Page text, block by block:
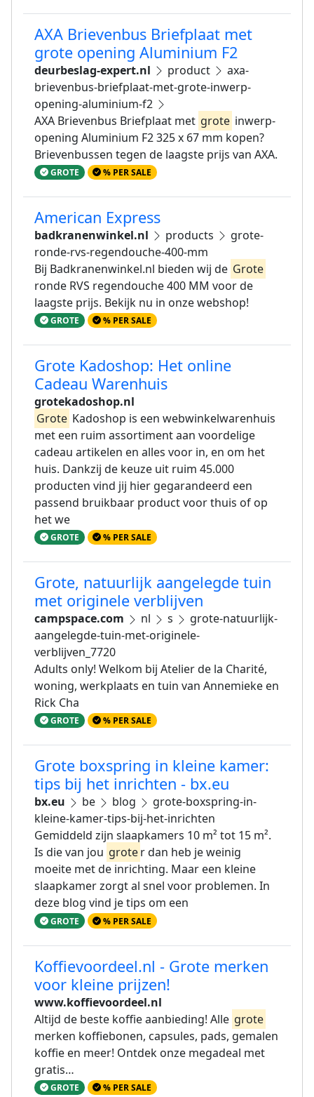
AXA Brievenbus Briefplaat met
grote opening Aluminium F2
deurbeslag-expert.nl product
axa-
brievenbus-briefplaat-met-grote-inwerp-
opening-aluminium-f2
AXA Brievenbus Briefplaat met grote inwerp-
opening Aluminium F2 325 x 67 mm kopen?
Brievenbussen tegen de laagste prijs van AXA.
GROTE % PER SALE
American Express
badkranenwinkel.nl products
grote-
ronde-rvs-regendouche-400-mm
Bij Badkranenwinkel.nl bieden wij de Grote
ronde RVS regendouche 400 MM voor de
laagste prijs. Bekijk nu in onze webshop!
GROTE % PER SALE
Grote Kadoshop: Het online
Cadeau Warenhuis
grotekadoshop.nl
Grote Kadoshop is een webwinkelwarenhuis
met een ruim assortiment aan voordelige
cadeau artikelen en alles voor in, en om het
huis. Dankzij de keuze uit ruim 45.000
producten vind jij hier gegarandeerd een
passend bruikbaar product voor thuis of op
het we
GROTE % PER SALE
Grote, natuurlijk aangelegde tuin
met originele verblijven
campspace.com nl s
grote-natuurlijk-
aangelegde-tuin-met-originele-
verblijven_7720
Adults only! Welkom bij Atelier de la Charité,
woning, werkplaats en tuin van Annemieke en
Rick Cha
GROTE % PER SALE
Grote boxspring in kleine kamer:
tips bij het inrichten - bx.eu
bx.eu be blog
grote-boxspring-in-
kleine-kamer-tips-bij-het-inrichten
Gemiddeld zijn slaapkamers 10 m² tot 15 m².
Is die van jou groter dan heb je weinig
moeite met de inrichting. Maar een kleine
slaapkamer zorgt al snel voor problemen. In
deze blog vind je tips om een
GROTE % PER SALE
Koffievoordeel.nl - Grote merken
voor kleine prijzen!
www.koffievoordeel.nl
Altijd de beste koffie aanbieding! Alle grote
merken koffiebonen, capsules, pads, gemalen
koffie en meer! Ontdek onze megadeal met
gratis…
GROTE % PER SALE